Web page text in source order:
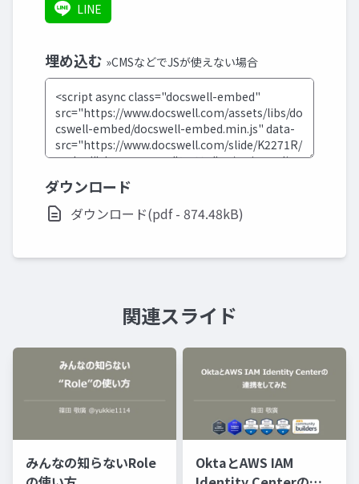
LINE
埋め込む »CMSなどでJSが使えない場合
ダウンロード
ダウンロード(pdf - 874.48kB)
関連スライド
みんなの知らないRole
OktaとAWS IAM